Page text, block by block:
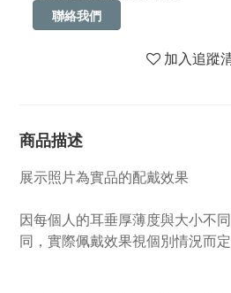
聯絡我們
加入追蹤
商品描述
展示照片為實品的配戴效果
因每個人的耳垂厚薄度與大小不
同，實際佩戴效果視個別情況而定